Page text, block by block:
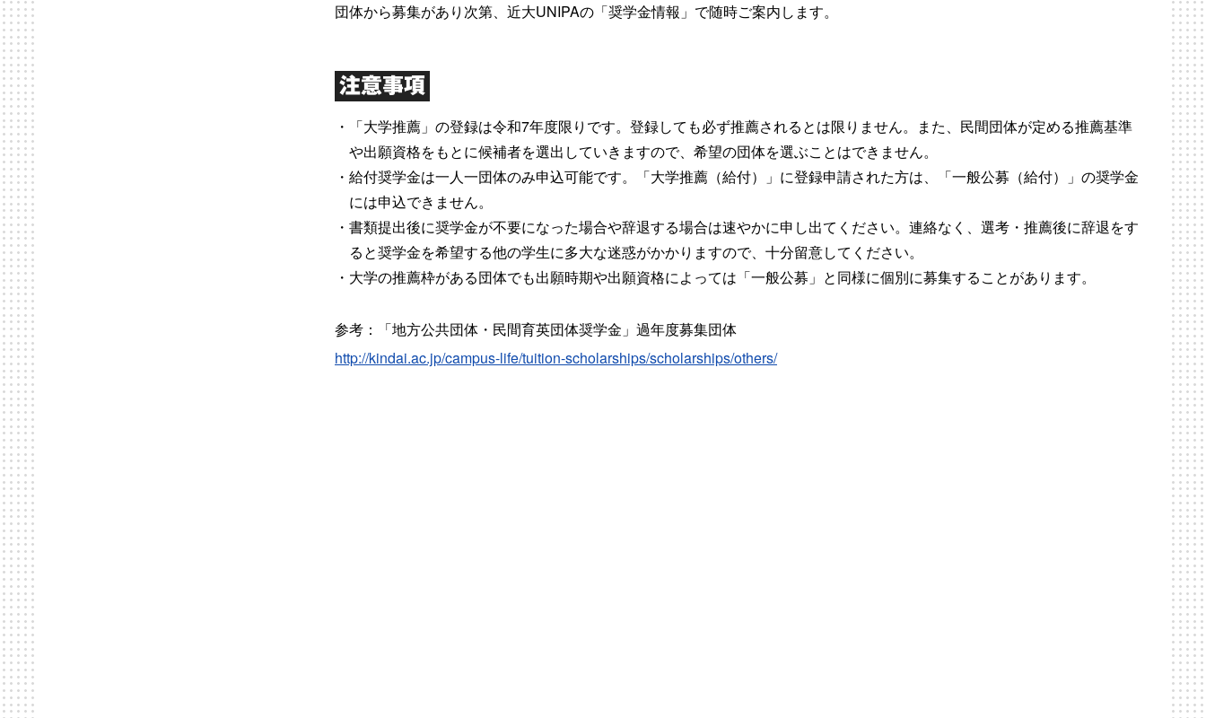
団体から募集があり次第、近大UNIPAの「奨学金情報」で随時ご案内します。
注意事項
・「大学推薦」の登録は令和7年度限りです。登録しても必ず推薦されるとは限りません。また、民間団体が定める推薦基準
や出願資格をもとに候補者を選出していきますので、希望の団体を選ぶことはできません。
・給付奨学金は一人一団体のみ申込可能です。「大学推薦（給付）」に登録申請された方は、「一般公募（給付）」の奨学金
には申込できません。
・書類提出後に奨学金が不要になった場合や辞退する場合は速やかに申し出てください。連絡なく、選考・推薦後に辞退をす
ると奨学金を希望する他の学生に多大な迷惑がかかりますので、十分留意してください。
・大学の推薦枠がある団体でも出願時期や出願資格によっては「一般公募」と同様に個別に募集することがあります。
参考：「地方公共団体・民間育英団体奨学金」過年度募集団体
http://kindai.ac.jp/campus-life/tuition-scholarships/scholarships/others/